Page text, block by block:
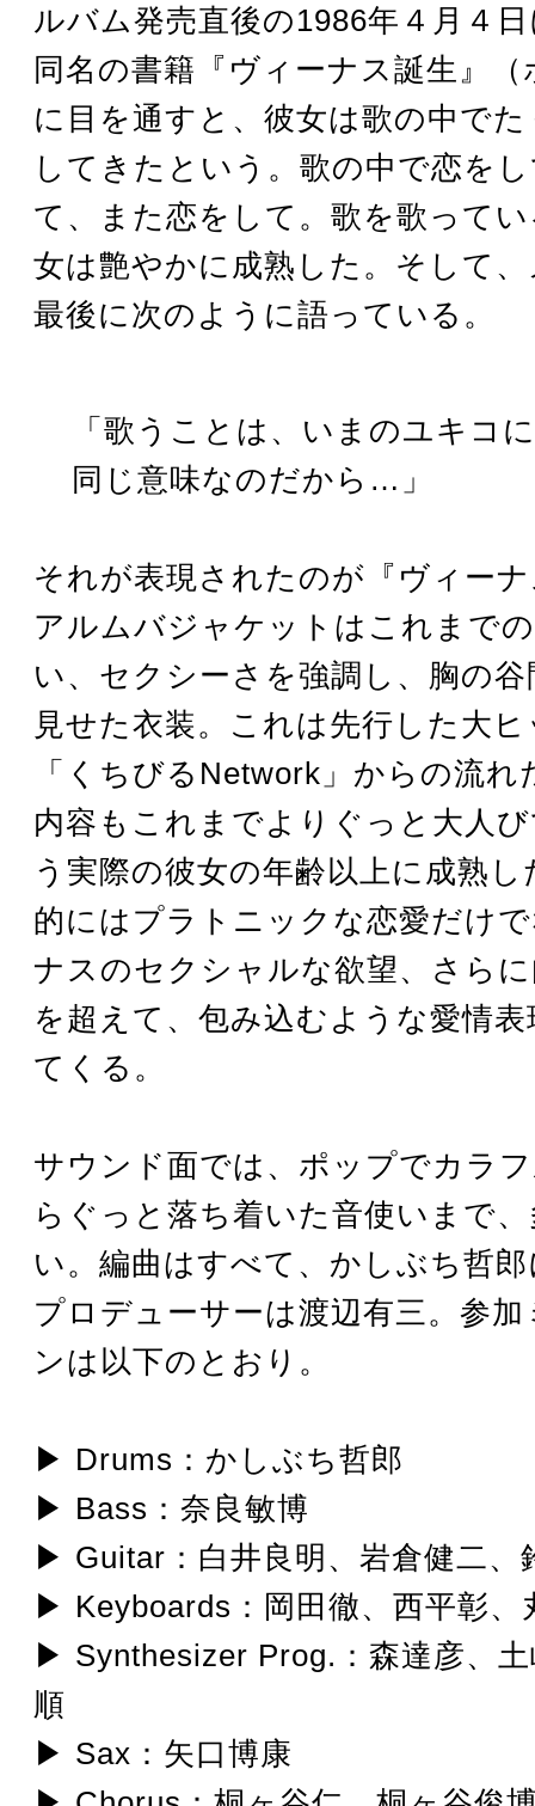
ルバム発売直後の1986年４月４
同名の書籍『ヴィーナス誕生』
に目を通すと、彼女は歌の中で
してきたという。歌の中で恋を
て、また恋をして。歌を歌って
女は艶やかに成熟した。そして
最後に次のように語っている。
「歌うことは、いまのユキコ
同じ意味なのだから…」
それが表現されたのが『ヴィー
アルムバジャケットはこれまで
い、セクシーさを強調し、胸の
見せた衣装。これは先行した大
「くちびるNetwork」からの流れ
内容もこれまでよりぐっと大人
う実際の彼女の年齢以上に成熟し
的にはプラトニックな恋愛だけ
ナスのセクシャルな欲望、さら
を超えて、包み込むような愛情
てくる。
サウンド面では、ポップでカラ
らぐっと落ち着いた音使いまで
い。編曲はすべて、かしぶち哲
プロデューサーは渡辺有三。参
ンは以下のとおり。
▶ Drums：かしぶち哲郎
▶ Bass：奈良敏博
▶ Guitar：白井良明、岩倉健二、
▶ Keyboards：岡田徹、西平彰、
▶ Synthesizer Prog.：森達彦、
順
▶ Sax：矢口博康